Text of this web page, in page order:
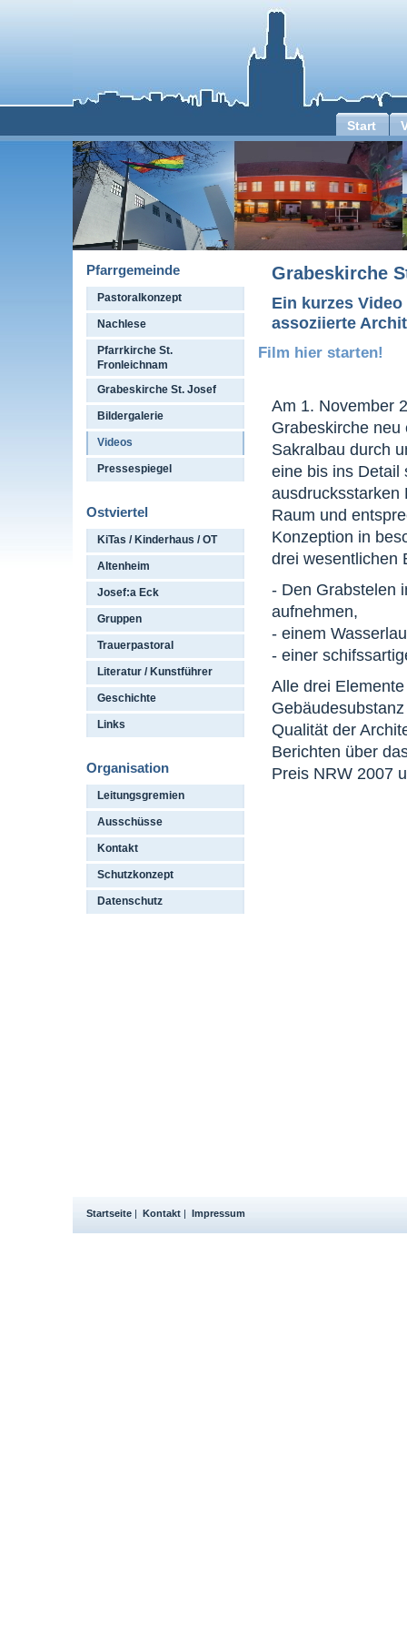
Start
Pfarrgemeinde
Pastoralkonzept
Nachlese
Pfarrkirche St.
Fronleichnam
Grabeskirche St. Josef
Bildergalerie
Videos
Pressespiegel
Ostviertel
KiTas / Kinderhaus / OT
Altenheim
Josef:a Eck
Gruppen
Trauerpastoral
Literatur / Kunstführer
Geschichte
Links
Organisation
Leitungsgremien
Ausschüsse
Kontakt
Schutzkonzept
Datenschutz
Grabeskirche
Ein kurzes
assoziierte
Film hier starten!
Am 1. November
Grabeskirche
Sakralbau durch
eine bis ins Detail
ausdrucksstarken
Raum und
Konzeption in
drei wesentlichen
- Den Grabstelen
aufnehmen,
- einem
- einer
Alle drei
Qualität der
Berichten über
Preis NRW 2007
Startseite | Kontakt | Impressum